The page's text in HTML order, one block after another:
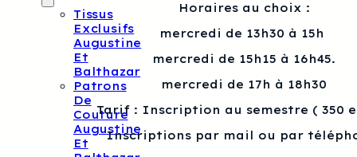
Tissus
Exclusifs
Augustine
Et
Balthazar
Patrons
De
Couture
Augustine
Et
Horaires au choix :
mercredi de 13h30 à 15h
mercredi de 15h15 à 16h45.
mercredi de 17h à 18h30
Tarif : Inscription au semestre ( 350
Inscriptions par mail ou par